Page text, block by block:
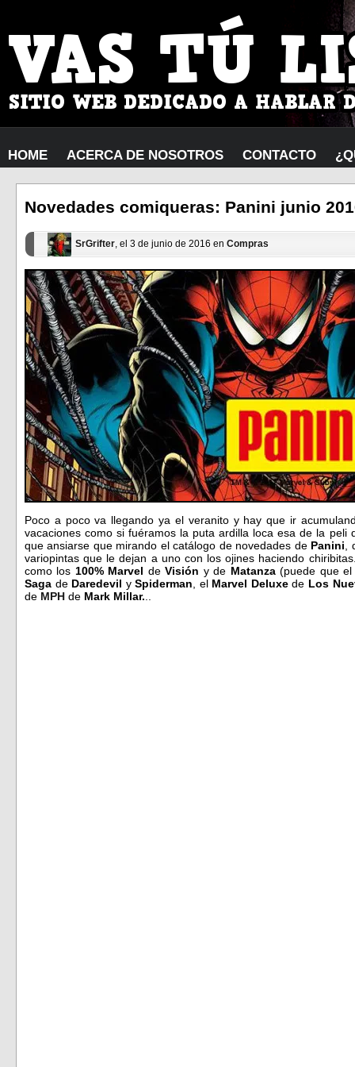
HOME ACERCA DE NOSOTROS CONTACTO
Novedades comiqueras: Panini junio
SrGrifter, el 3 de junio de 2016 en Compras
Poco a poco va llegando ya el veranito y hay que ir
vacaciones como si fuéramos la puta ardilla loca esa de la
que ansiarse que mirando el catálogo de novedades de Panini
variopintas que le dejan a uno con los ojines haciendo
como los 100% Marvel deVisión y de Matanza(puede que
Saga de Daredevil ySpiderman , el Marvel Deluxede Los
de MPH de Mark Millar.